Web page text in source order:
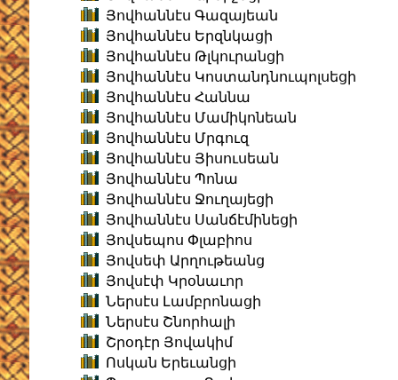
Յովհաննէս Գազայեան
Յովհաննէս Երզնկացի
Յովհաննէս Թլկուրանցի
Յովհաննէս Կոստանդնուպոլսեցի
Յովհաննէս Հաննա
Յովհաննէս Մամիկոնեան
Յովհաննէս Մրգուզ
Յովհաննէս Յիսուսեան
Յովհաննէս Պոնա
Յովհաննէս Ջուղայեցի
Յովհաննէս Սանճէմինեցի
Յովսեպոս Փլաբիոս
Յովսեփ Արղութեանց
Յովսէփ Կրօնաւոր
Ներսէս Լամբրոնացի
Ներսէս Շնորհալի
Շրօդէր Յովակիմ
Ոսկան Երեւանցի